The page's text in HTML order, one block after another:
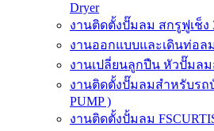
Dryer
งานติดตั้งปั๊มลม สกรูฟูเช็ง
งานออกแบบและเดินท่อล
งานเปลี่ยนลูกปืน หัวปั๊มลม
งานติดตั้งปั๊มลมสำหรับรถ
PUMP )
งานติดตั้งปั้มลม